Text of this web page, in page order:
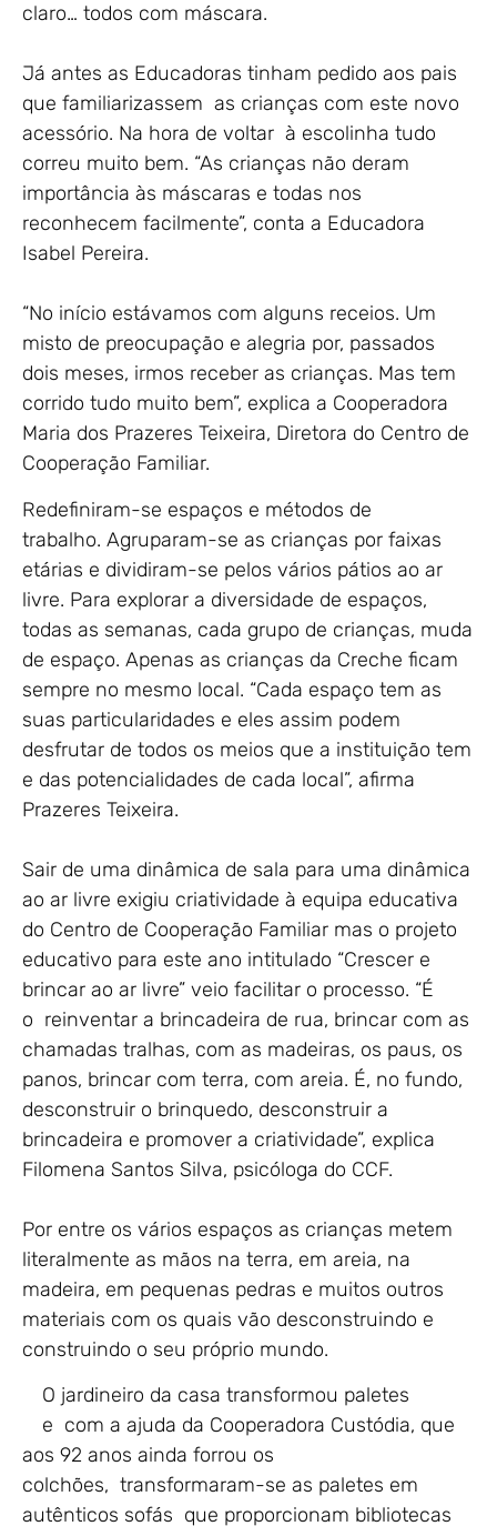
claro… todos com máscara.
Já antes as Educadoras tinham pedido aos pais
que familiarizassem as crianças com este novo
acessório. Na hora de voltar à escolinha tudo
correu muito bem. “As crianças não deram
importância às máscaras e todas nos
reconhecem facilmente”, conta a Educadora
Isabel Pereira.
“No início estávamos com alguns receios. Um
misto de preocupação e alegria por, passados
dois meses, irmos receber as crianças. Mas tem
corrido tudo muito bem”, explica a Cooperadora
Maria dos Prazeres Teixeira, Diretora do Centro de
Cooperação Familiar.
Redefiniram-se espaços e métodos de
trabalho. Agruparam-se as crianças por faixas
etárias e dividiram-se pelos vários pátios ao ar
livre. Para explorar a diversidade de espaços,
todas as semanas, cada grupo de crianças, muda
de espaço. Apenas as crianças da Creche ficam
sempre no mesmo local. “Cada espaço tem as
suas particularidades e eles assim podem
desfrutar de todos os meios que a instituição tem
e das potencialidades de cada local”, afirma
Prazeres Teixeira.
Sair de uma dinâmica de sala para uma dinâmica
ao ar livre exigiu criatividade à equipa educativa
do Centro de Cooperação Familiar mas o projeto
educativo para este ano intitulado “Crescer e
brincar ao ar livre” veio facilitar o processo. “É
o reinventar a brincadeira de rua, brincar com as
chamadas tralhas, com as madeiras, os paus, os
panos, brincar com terra, com areia. É, no fundo,
desconstruir o brinquedo, desconstruir a
brincadeira e promover a criatividade”, explica
Filomena Santos Silva, psicóloga do CCF.
Por entre os vários espaços as crianças metem
literalmente as mãos na terra, em areia, na
madeira, em pequenas pedras e muitos outros
materiais com os quais vão desconstruindo e
construindo o seu próprio mundo.
O jardineiro da casa transformou paletes
e com a ajuda da Cooperadora Custódia, que
aos 92 anos ainda forrou os
colchões, transformaram-se as paletes em
autênticos sofás que proporcionam bibliotecas